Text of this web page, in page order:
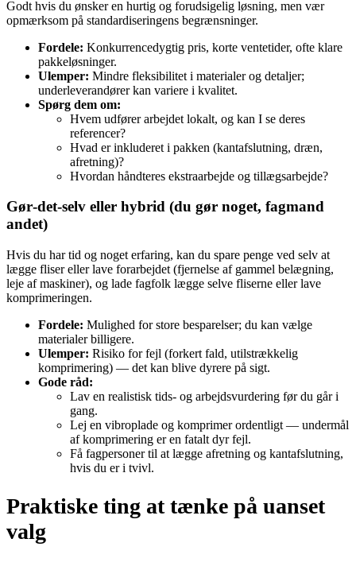
Godt hvis du ønsker en hurtig og forudsigelig løsning, men vær
opmærksom på standardiseringens begrænsninger.
Fordele: Konkurrencedygtig pris, korte ventetider, ofte klare
pakkeløsninger.
Ulemper: Mindre fleksibilitet i materialer og detaljer;
underleverandører kan variere i kvalitet.
Spørg dem om:
Hvem udfører arbejdet lokalt, og kan I se deres
referencer?
Hvad er inkluderet i pakken (kantafslutning, dræn,
afretning)?
Hvordan håndteres ekstraarbejde og tillægsarbejde?
Gør‑det‑selv eller hybrid (du gør noget, fagmand
andet)
Hvis du har tid og noget erfaring, kan du spare penge ved selv at
lægge fliser eller lave forarbejdet (fjernelse af gammel belægning,
leje af maskiner), og lade fagfolk lægge selve fliserne eller lave
komprimeringen.
Fordele: Mulighed for store besparelser; du kan vælge
materialer billigere.
Ulemper: Risiko for fejl (forkert fald, utilstrækkelig
komprimering) — det kan blive dyrere på sigt.
Gode råd:
Lav en realistisk tids‑ og arbejdsvurdering før du går i
gang.
Lej en vibroplade og komprimer ordentligt — undermål
af komprimering er en fatalt dyr fejl.
Få fagpersoner til at lægge afretning og kantafslutning,
hvis du er i tvivl.
Praktiske ting at tænke på uanset
valg